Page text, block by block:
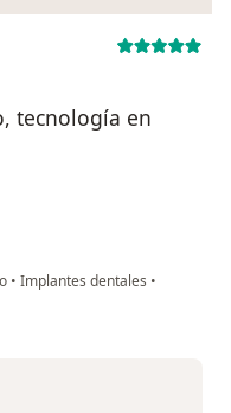
tecnología en
• Implantes dentales •